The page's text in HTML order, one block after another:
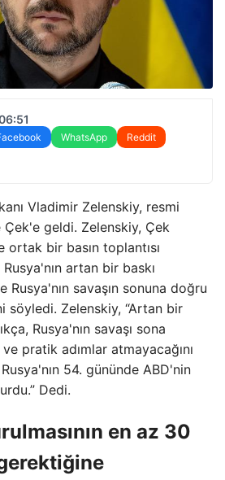
WhatsApp
Reddit
Vladimir Zelenskiy, resmi
geldi. Zelenskiy, Çek
ortak bir basın toplantısı
artan bir baskı
Rusya'nın savaşın sonuna doğru
söyledi. Zelenskiy, “Artan bir
Rusya'nın savaşı sona
pratik adımlar atmayacağını
54. gününde ABD'nin
Dedi.
en az 30